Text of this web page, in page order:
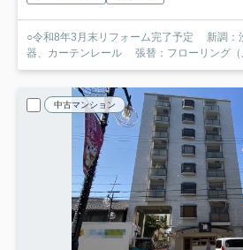
○令和8年3月末リフォーム完了予定 新調：
器、カーテンレール 張替：フローリング（
中古マンション